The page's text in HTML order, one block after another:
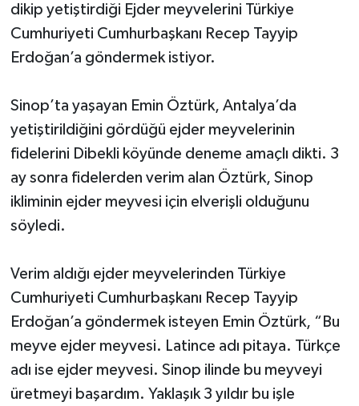
dikip yetiştirdiği Ejder meyvelerini Türkiye
Cumhuriyeti Cumhurbaşkanı Recep Tayyip
Erdoğan’a göndermek istiyor.
Sinop’ta yaşayan Emin Öztürk, Antalya’da
yetiştirildiğini gördüğü ejder meyvelerinin
fidelerini Dibekli köyünde deneme amaçlı dikti. 3
ay sonra fidelerden verim alan Öztürk, Sinop
ikliminin ejder meyvesi için elverişli olduğunu
söyledi.
Verim aldığı ejder meyvelerinden Türkiye
Cumhuriyeti Cumhurbaşkanı Recep Tayyip
Erdoğan’a göndermek isteyen Emin Öztürk, “Bu
meyve ejder meyvesi. Latince adı pitaya. Türkçe
adı ise ejder meyvesi. Sinop ilinde bu meyveyi
üretmeyi başardım. Yaklaşık 3 yıldır bu işle